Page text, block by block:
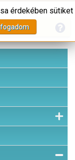
érdekében sütiket